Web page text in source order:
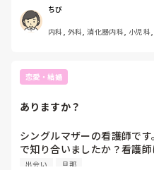
立ち上ってご挨拶をして下
ビリパンツが丸出しになって
いっぱいの中、最後はお互
柄にほっこりしています。
カルテもその人となりを出す
看護師さんもカルテをしっか
面談を思い出しながら、ニ
いですが、次はどんな患者
楽しみにしている自分がい
一期一会を大事にしたいで
ちび
内科, 外科, 消化器内科, 小児
恋愛・結婚
ありますか？
シングルマザーの看護師で
で知り合いましたか？看護
どうですか？
出会い 旦那